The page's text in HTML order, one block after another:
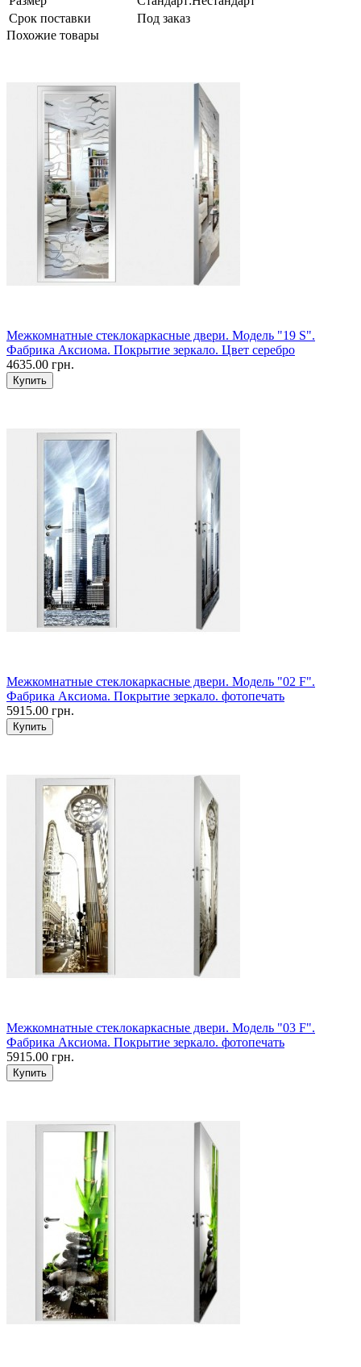
Срок поставки
Под заказ
Похожие товары
Межкомнатные стеклокаркасные двери. Модель "19 S".
Фабрика Аксиома. Покрытие зеркало. Цвет серебро
4635.00 грн.
Межкомнатные стеклокаркасные двери. Модель "02 F".
Фабрика Аксиома. Покрытие зеркало. фотопечать
5915.00 грн.
Межкомнатные стеклокаркасные двери. Модель "03 F".
Фабрика Аксиома. Покрытие зеркало. фотопечать
5915.00 грн.